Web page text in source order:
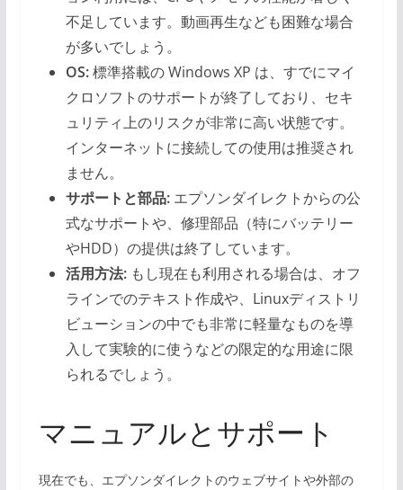
不足しています。動画再生なども困難な場合
が多いでしょう。
OS:標準搭載の Windows XP は、すでにマイ
クロソフトのサポートが終了しており、セキ
ュリティ上のリスクが非常に高い状態です。
インターネットに接続しての使用は推奨され
ません。
サポートと部品:エプソンダイレクトからの公
式なサポートや、修理部品（特にバッテリー
やHDD）の提供は終了しています。
活用方法:もし現在も利用される場合は、オフ
ラインでのテキスト作成や、Linuxディストリ
ビューションの中でも非常に軽量なものを導
入して実験的に使うなどの限定的な用途に限
られるでしょう。
マニュアルとサポート
現在でも、エプソンダイレクトのウェブサイトや外部の